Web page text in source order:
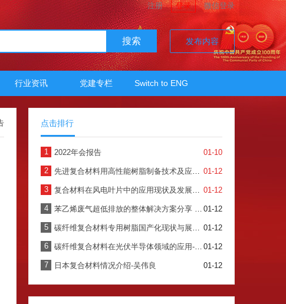
注册 登录 微信登录
搜索 发布内容
行业资讯 党建专栏 Switch to ENG
点击排行
1 01-10
2022年会报告
2 01-12
先进复合材料用高性能树脂制备技术及应用-北玻院
3 01-12
复合材料在风电叶片中的应用现状及发展趋势 （牟书香）
4 01-12
苯乙烯废气超低排放的整体解决方案分享 -云汇科技
5 01-12
碳纤维复合材料专用树脂国产化现状与展望-华昌聚合物
6 01-12
碳纤维复合材料在光伏半导体领域的应用-星辉
7 01-12
日本复合材料情况介绍-吴伟良